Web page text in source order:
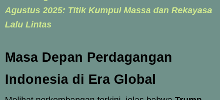
Agustus 2025: Titik Kumpul Massa dan Rekayasa
Lalu Lintas
Masa Depan Perdagangan
Indonesia di Era Global